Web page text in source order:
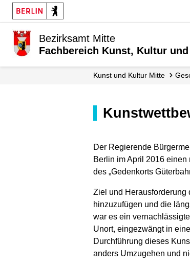
Bezirksamt Mitte
Fachbereich Kunst, Kultur
Kunst und Kultur Mitte
Der Regierende
Berlin im April 2016
des „Gedenkorts
Ziel und Herausforderung
hinzuzufügen und die
war es ein
Unort, eingezwängt in
Durchführung dieses
anders Umzugehen und